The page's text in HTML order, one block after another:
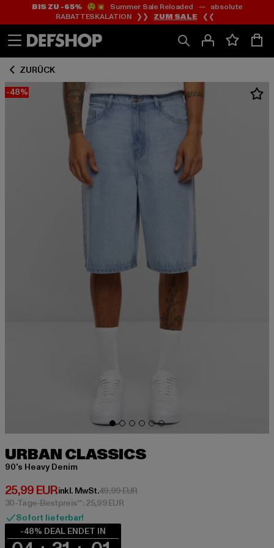
Zum
Inhalt
springen
Zum
Fußzeile
springen
BIS ZU -65%😲💥 Summer Sale Reloaded — absolute
RABATTESKALATION ❯❯ ZUM SALE ❮❮
ZURÜCK
-48%
URBAN CLASSICS
90's Heavy Denim
25,99 EUR
Derzeitiger Preis: 25,99 EUR
inkl. MwSt.49,99 EURAktionspreis: 49,99 EUR
30-Tage-Bestpreis**: 25,99 EUR
Sofort lieferbar!
-48% DEAL ENDET IN